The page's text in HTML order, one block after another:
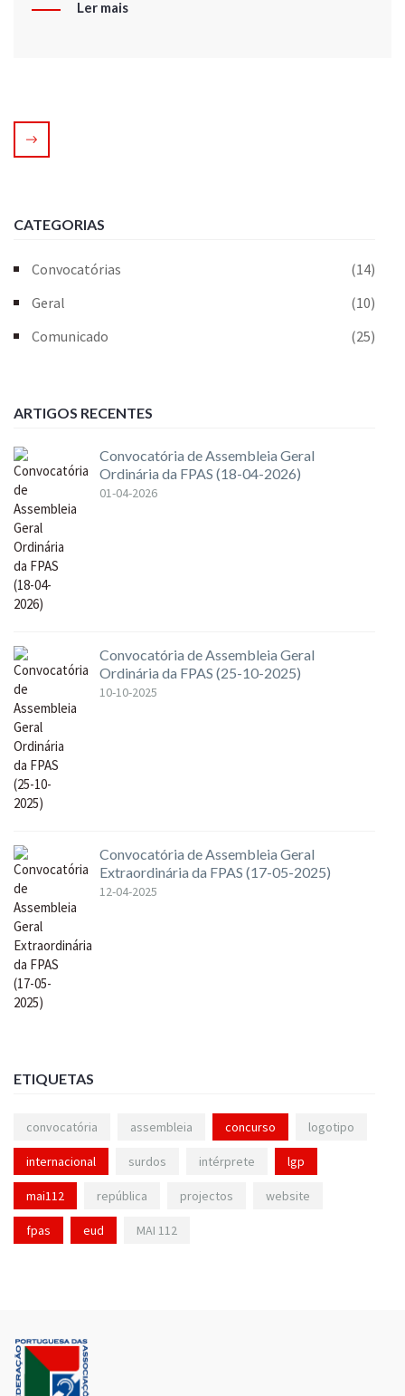
Ler mais
CATEGORIAS
Convocatórias
(14)
Geral
(10)
Comunicado
(25)
ARTIGOS RECENTES
Convocatória de Assembleia Geral
Ordinária da FPAS (18-04-2026)
01-04-2026
Convocatória de Assembleia Geral
Ordinária da FPAS (25-10-2025)
10-10-2025
Convocatória de Assembleia Geral
Extraordinária da FPAS (17-05-2025)
12-04-2025
ETIQUETAS
convocatória assembleia concurso logotipo
internacional surdos intérprete lgp
mai112 república projectos website
fpas eud MAI 112